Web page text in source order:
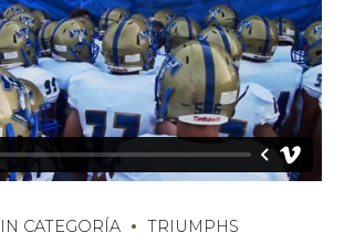
CATEGORÍA TRIUMPHS